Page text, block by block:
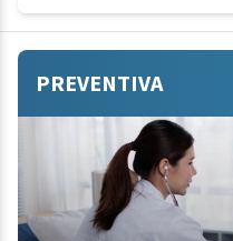
PREVENTIVA